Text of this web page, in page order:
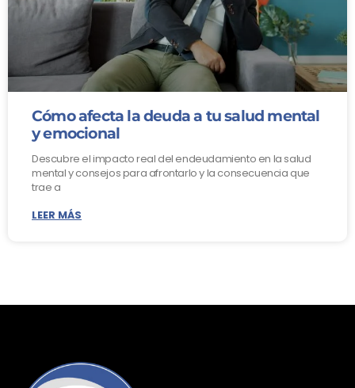
Cómo afecta la deuda a tu salud mental
y emocional
Descubre el impacto real del endeudamiento en la salud
mental y consejos para afrontarlo y la consecuencia que
trae a
LEER MÁS